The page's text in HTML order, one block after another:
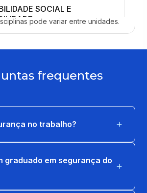
SOCIAL E
pode variar entre unidades.
frequentes
no trabalho?
graduado em segurança do